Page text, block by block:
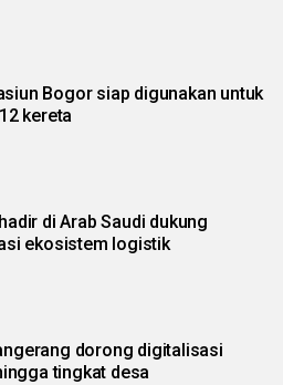
Bogor siap digunakan untuk
kereta
di Arab Saudi dukung
ekosistem logistik
dorong digitalisasi
tingkat desa